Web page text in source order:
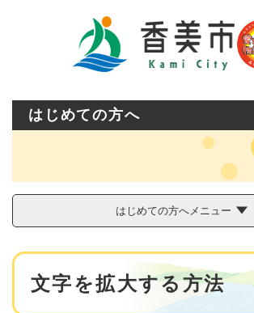
はじめての方へ
はじめての方へメニュー
本
文字を拡大する方法